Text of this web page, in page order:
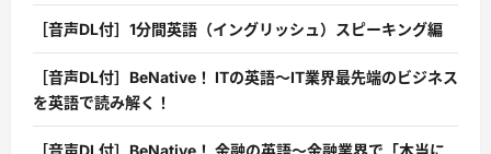
［音声DL付］1分間英語（イングリッシュ）スピーキング編
［音声DL付］BeNative！ ITの英語〜IT業界最先端のビジネス
を英語で読み解く！
［音声DL付］BeNative！ 金融の英語〜金融業界で「本当に